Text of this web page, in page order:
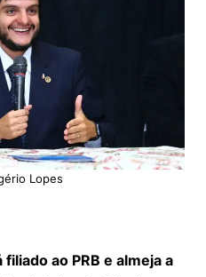
Lopes
ao PRB e almeja a